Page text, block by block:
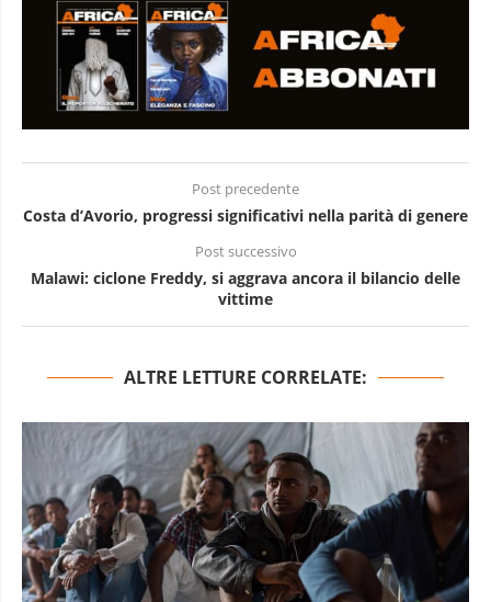
Post precedente
Costa d’Avorio, progressi significativi nella parità di genere
Post successivo
Malawi: ciclone Freddy, si aggrava ancora il bilancio delle
vittime
ALTRE LETTURE CORRELATE: